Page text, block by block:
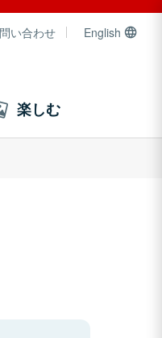
い合わせ English
楽しむ